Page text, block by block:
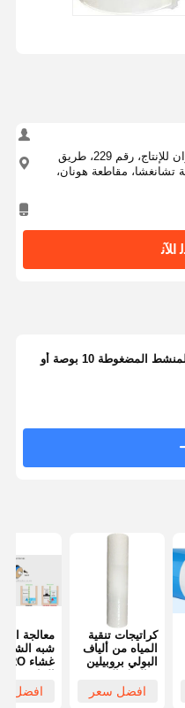
الطابق الثاني، المبنى ب4، مصنع هابينغيوان للإنتاج، رقم 229، طريق
تشانغشا، مقاطعة هونان،
ﺍﻶﻧ
بطاقات فلتر الكربون المنشط المضغوطة 10 بوصة أو
كراتيجات تنقية
المياه من ألياف
البولي بروبيلين
الرواسب
افضل سعر
معالجة
شبه
افضل